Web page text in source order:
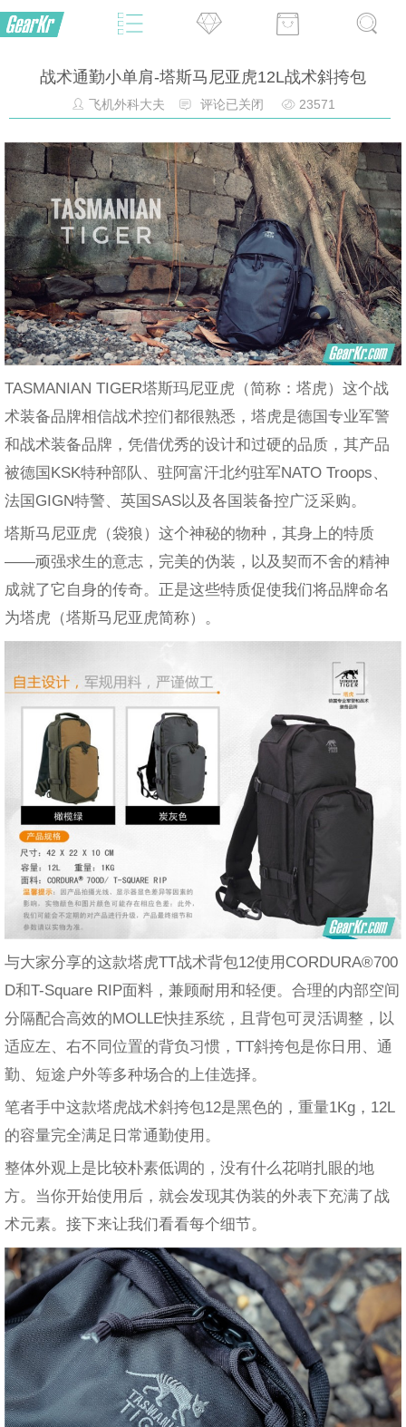
战术通勤小单肩-塔斯马尼亚虎12L战术斜挎包
飞机外科大夫 评论已关闭 23571
TASMANIAN TIGER塔斯玛尼亚虎（简称：塔虎）这个战
术装备品牌相信战术控们都很熟悉，塔虎是德国专业军警
和战术装备品牌，凭借优秀的设计和过硬的品质，其产品
被德国KSK特种部队、驻阿富汗北约驻军NATO Troops、
法国GIGN特警、英国SAS以及各国装备控广泛采购。
塔斯马尼亚虎（袋狼）这个神秘的物种，其身上的特质
——顽强求生的意志，完美的伪装，以及契而不舍的精神
成就了它自身的传奇。正是这些特质促使我们将品牌命名
为塔虎（塔斯马尼亚虎简称）。
与大家分享的这款塔虎TT战术背包12使用CORDURA®700
D和T-Square RIP面料，兼顾耐用和轻便。合理的内部空间
分隔配合高效的MOLLE快挂系统，且背包可灵活调整，以
适应左、右不同位置的背负习惯，TT斜挎包是你日用、通
勤、短途户外等多种场合的上佳选择。
笔者手中这款塔虎战术斜挎包12是黑色的，重量1Kg，12L
的容量完全满足日常通勤使用。
整体外观上是比较朴素低调的，没有什么花哨扎眼的地
方。当你开始使用后，就会发现其伪装的外表下充满了战
术元素。接下来让我们看看每个细节。